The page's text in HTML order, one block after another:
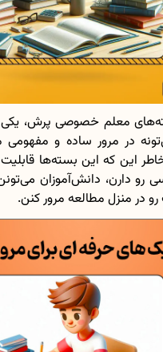
معلم خصوصی پرش، یکی
در مرور ساده و
این که این بسته‌ها
رو دارن، دانش‌آموزان
در منزل مطالعه مرور کنن.